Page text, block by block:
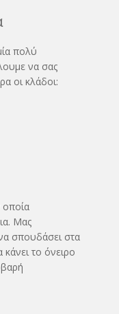
πολύ
να σας
οι κλάδοι:
οποία
Μας
σπουδάσει στα
κάνει το όνειρo